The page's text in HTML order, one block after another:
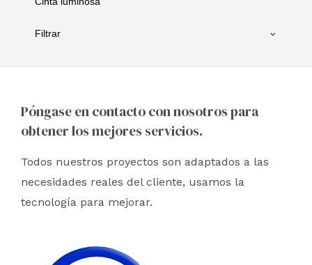
Filtrar
Póngase en contacto con nosotros para
obtener los mejores servicios.
Todos nuestros proyectos son adaptados a las
necesidades reales del cliente, usamos la
tecnología para mejorar.